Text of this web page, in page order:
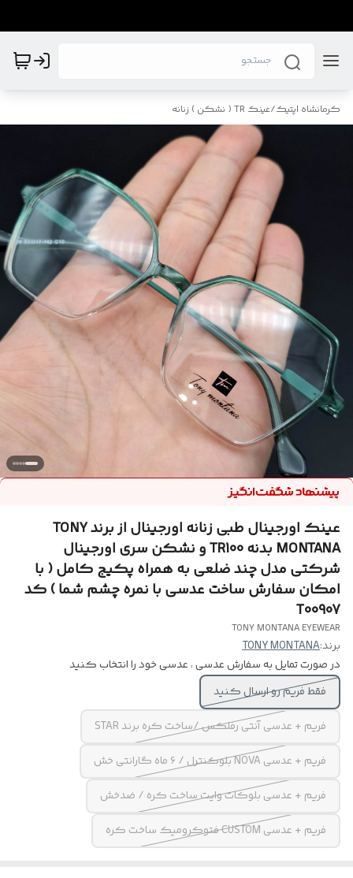
کرمانشاه اپتیک/عینک TR ( نشکن ) زنانه
عینک اورجینال طبی زنانه اورجینال از برند TONY
MONTANA بدنه TR100 و نشکن سری اورجینال
شرکتی مدل چند ضلعی به همراه پکیج کامل ( با
امکان سفارش ساخت عدسی با نمره چشم شما ) کد
T00907
TONY MONTANA EYEWEAR
برند:TONY MONTANA
در صورت تمایل به سفارش عدسی ، عدسی خود را انتخاب کنید
فقط فریم رو ارسال کنید
فریم + عدسی آنتی رفلکس /ساخت کره برند STAR
فریم + عدسی NOVA بلوکنترل / ۶ ماه گارانتی خش
فریم + عدسی بلوکات وایت ساخت کره / ضدخش
فریم + عدسی CUSTOM فتوکرومیک ساخت کره